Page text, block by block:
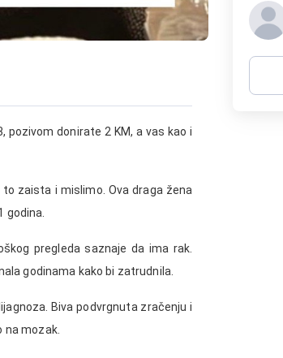
pozivom donirate 2 KM, a vas kao i
zaista i mislimo. Ova draga žena
godina.
pregleda saznaje da ima rak.
godinama kako bi zatrudnila.
Biva podvrgnuta zračenju i
na mozak.